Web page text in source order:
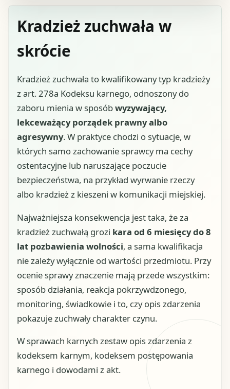
Kradzież zuchwała w
skrócie
Kradzież zuchwała to kwalifikowany typ kradzieży
z art. 278a Kodeksu karnego, odnoszony do
zaboru mienia w sposóbwyzywający,
lekceważący porządek prawny albo
agresywny. W praktyce chodzi o sytuacje, w
których samo zachowanie sprawcy ma cechy
ostentacyjne lub naruszające poczucie
bezpieczeństwa, na przykład wyrwanie rzeczy
albo kradzież z kieszeni w komunikacji miejskiej.
Najważniejsza konsekwencja jest taka, że za
kradzież zuchwałą grozi kara od 6 miesięcy do 8
lat pozbawienia wolności, a sama kwalifikacja
nie zależy wyłącznie od wartości przedmiotu. Przy
ocenie sprawy znaczenie mają przede wszystkim:
sposób działania, reakcja pokrzywdzonego,
monitoring, świadkowie i to, czy opis zdarzenia
pokazuje zuchwały charakter czynu.
W sprawach karnych zestaw opis zdarzenia z
kodeksem karnym, kodeksem postępowania
karnego i dowodami z akt.